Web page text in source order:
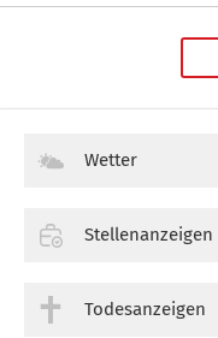
Wetter
Stellenanzeigen
Todesanzeigen